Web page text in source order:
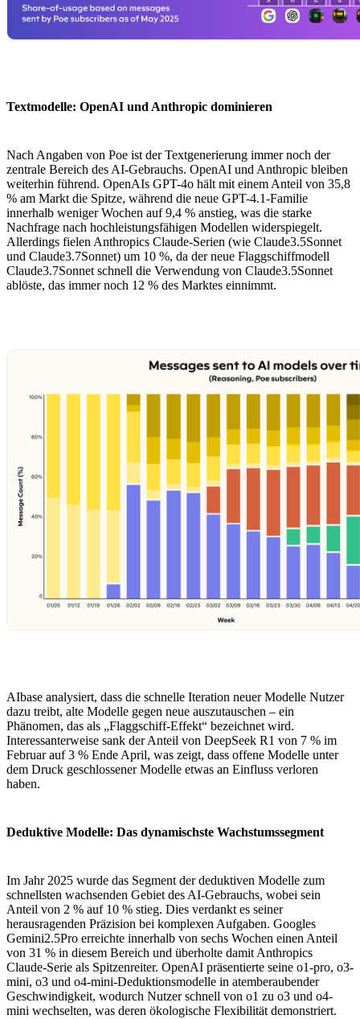
Textmodelle: OpenAI und Anthropic dominieren
Nach Angaben von Poe ist der Textgenerierung immer noch der
zentrale Bereich des AI-Gebrauchs. OpenAI und Anthropic bleiben
weiterhin führend. OpenAIs GPT-4o hält mit einem Anteil von 35,8
% am Markt die Spitze, während die neue GPT-4.1-Familie
innerhalb weniger Wochen auf 9,4 % anstieg, was die starke
Nachfrage nach hochleistungsfähigen Modellen widerspiegelt.
Allerdings fielen Anthropics Claude-Serien (wie Claude3.5Sonnet
und Claude3.7Sonnet) um 10 %, da der neue Flaggschiffmodell
Claude3.7Sonnet schnell die Verwendung von Claude3.5Sonnet
ablöste, das immer noch 12 % des Marktes einnimmt.
AIbase analysiert, dass die schnelle Iteration neuer Modelle Nutzer
dazu treibt, alte Modelle gegen neue auszutauschen – ein
Phänomen, das als „Flaggschiff-Effekt“ bezeichnet wird.
Interessanterweise sank der Anteil von DeepSeek R1 von 7 % im
Februar auf 3 % Ende April, was zeigt, dass offene Modelle unter
dem Druck geschlossener Modelle etwas an Einfluss verloren
haben.
Deduktive Modelle: Das dynamischste Wachstumssegment
Im Jahr 2025 wurde das Segment der deduktiven Modelle zum
schnellsten wachsenden Gebiet des AI-Gebrauchs, wobei sein
Anteil von 2 % auf 10 % stieg. Dies verdankt es seiner
herausragenden Präzision bei komplexen Aufgaben. Googles
Gemini2.5Pro erreichte innerhalb von sechs Wochen einen Anteil
von 31 % in diesem Bereich und überholte damit Anthropics
Claude-Serie als Spitzenreiter. OpenAI präsentierte seine o1-pro, o3-
mini, o3 und o4-mini-Deduktionsmodelle in atemberaubender
Geschwindigkeit, wodurch Nutzer schnell von o1 zu o3 und o4-
mini wechselten, was deren ökologische Flexibilität demonstriert.